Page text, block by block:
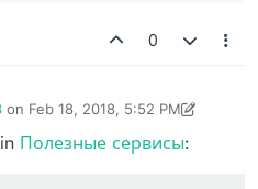
0
on Feb 18, 2018, 5:52 PM
Feb 18, 2018, 5:52 PM
Полезные сервисы: